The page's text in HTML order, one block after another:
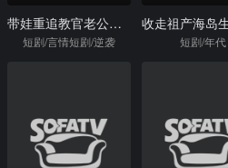
带娃重追教官老公：我靠美食爆火
短剧/言情短剧/逆袭 短剧/年代